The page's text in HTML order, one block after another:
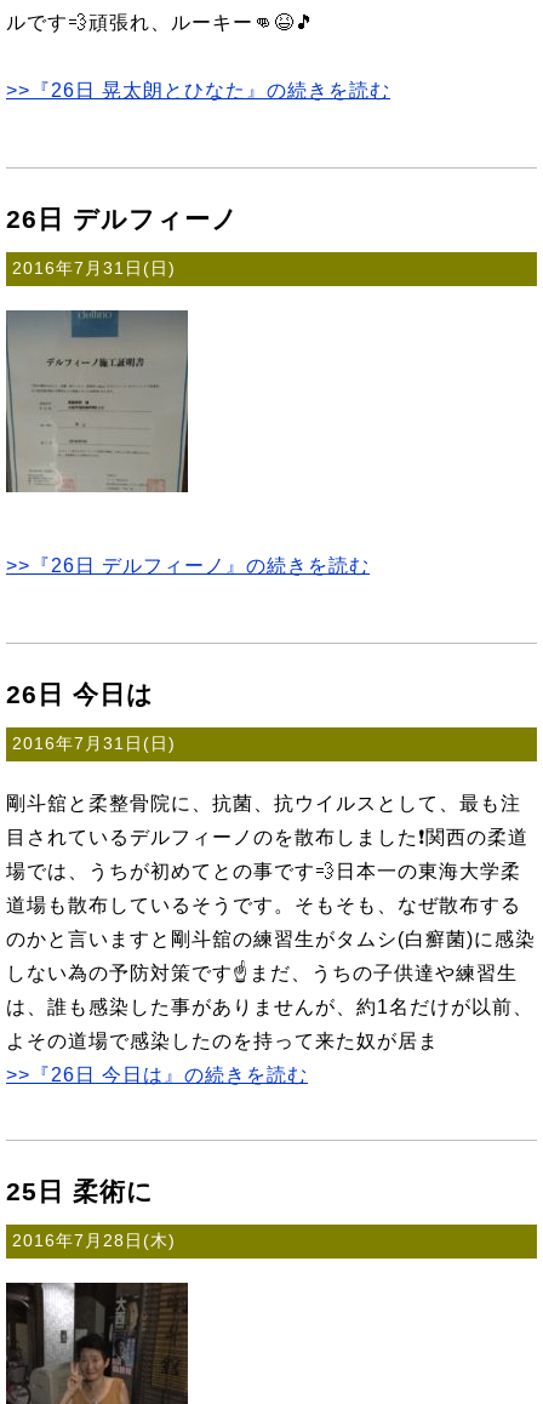
ルです💨頑張れ、ルーキー👊😆🎵
>>『26日 晃太朗とひなた』の続きを読む
26日 デルフィーノ
2016年7月31日(日)
>>『26日 デルフィーノ』の続きを読む
26日 今日は
2016年7月31日(日)
剛斗舘と柔整骨院に、抗菌、抗ウイルスとして、最も注
目されているデルフィーノのを散布しました❗関西の柔道
場では、うちが初めてとの事です💨日本一の東海大学柔
道場も散布しているそうです。そもそも、なぜ散布する
のかと言いますと剛斗舘の練習生がタムシ(白癬菌)に感染
しない為の予防対策です☝まだ、うちの子供達や練習生
は、誰も感染した事がありませんが、約1名だけが以前、
よその道場で感染したのを持って来た奴が居ま
>>『26日 今日は』の続きを読む
25日 柔術に
2016年7月28日(木)